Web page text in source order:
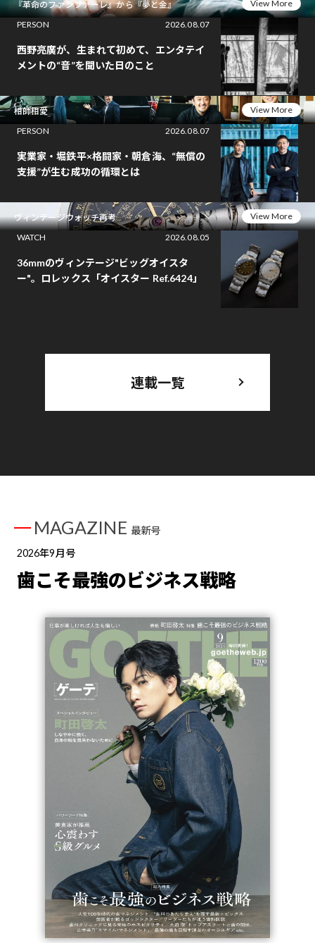
『革命のファンファーレ』から『夢と金』
View More
PERSON
2026.08.07
西野亮廣が、生まれて初めて、エンタテイ
メントの“音”を聞いた日のこと
相師相愛
View More
PERSON
2026.08.07
実業家・堀鉄平×格闘家・朝倉海、“無償の
支援”が生む成功の循環とは
ヴィンテージウォッチ再考
View More
WATCH
2026.08.05
36mmのヴィンテージ"ビッグオイスタ
ー"。ロレックス「オイスター Ref.6424」
連載一覧
MAGAZINE 最新号
2026年9月号
歯こそ最強のビジネス戦略